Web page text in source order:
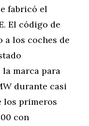
fabricó el
El código de
a los coches de
marca para
durante casi
los primeros
con